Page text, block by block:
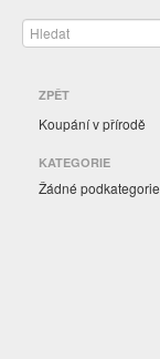
ZPĚT
Koupání v přírodě
KATEGORIE
Žádné podkategorie